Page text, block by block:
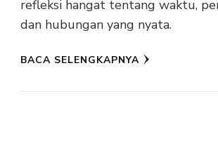
refleksi hangat tentang waktu,
dan hubungan yang nyata.
BACA SELENGKAPNYA